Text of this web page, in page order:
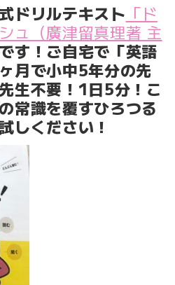
ドリルテキスト 「ド
ュ（廣津留真理著 主
す！ご自宅で「英語
月で小中5年分の先
生不要！1日5分！こ
常識を覆すひろつる
しください！